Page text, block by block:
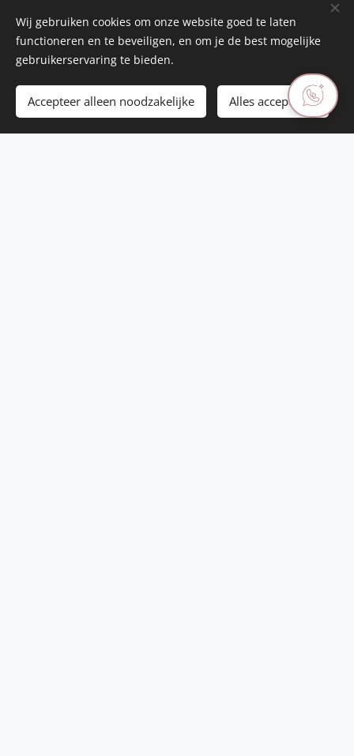
Reserveer hier jouw geboortebord!
Wij gebruiken cookies om onze website goed te laten
functioneren en te beveiligen, en om je de best mogelijke
gebruikerservaring te bieden.
Accepteer alleen noodzakelijke Alles accepteren